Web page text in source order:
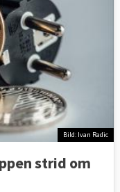
Bild: Ivan Radic
strid om